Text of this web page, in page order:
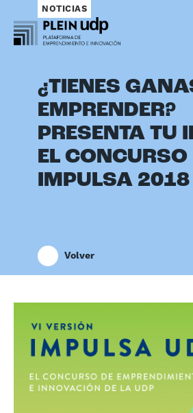
NOTICIAS
¿TIENES
EMPRENDER?
PRESENTA TU
EL CONCURSO
IMPULSA 2018
Volver